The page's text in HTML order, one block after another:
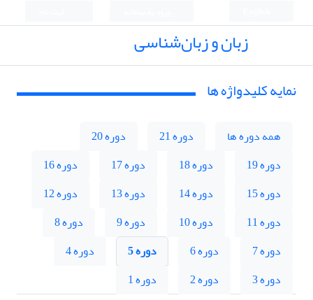
زبان و زبان‌شناسی
نمایه کلیدواژه ها
همه دوره ها دوره 21
دوره 20
دوره 19
دوره 18 دوره 17
دوره 16
دوره 15
دوره 14 دوره 13
دوره 12
دوره 11
دوره 10 دوره 9
دوره 8
دوره 7
دوره 6 دوره 5
دوره 4
دوره 3
دوره 2 دوره 1